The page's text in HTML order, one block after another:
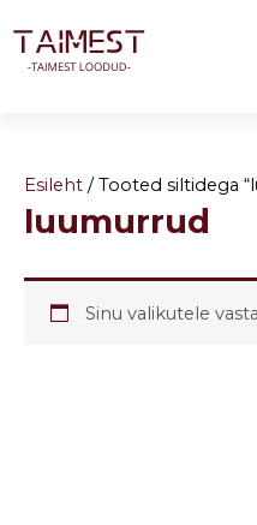
content
Esileht / Tooted siltidega
luumurrud
Sinu valikutele